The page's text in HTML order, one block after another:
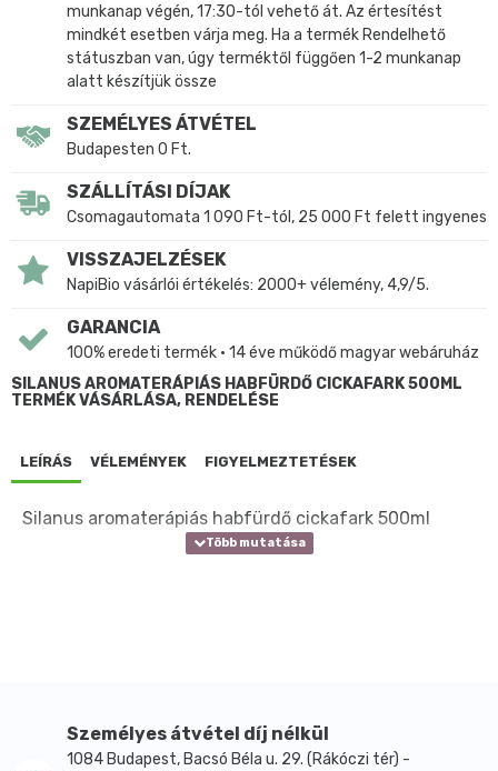
munkanap végén, 17:30-tól vehető át. Az értesítést
mindkét esetben várja meg. Ha a termék Rendelhető
státuszban van, úgy terméktől függően 1-2 munkanap
alatt készítjük össze
SZEMÉLYES ÁTVÉTEL
Budapesten 0 Ft.
SZÁLLÍTÁSI DÍJAK
Csomagautomata 1 090 Ft-tól, 25 000 Ft felett ingyenes
VISSZAJELZÉSEK
NapiBio vásárlói értékelés: 2000+ vélemény, 4,9/5.
GARANCIA
100% eredeti termék • 14 éve működő magyar webáruház
SILANUS AROMATERÁPIÁS HABFÜRDŐ CICKAFARK 500ML
TERMÉK VÁSÁRLÁSA, RENDELÉSE
LEÍRÁS VÉLEMÉNYEK FIGYELMEZTETÉSEK
Silanus aromaterápiás habfürdő cickafark 500ml
Személyes átvétel díj nélkül
1084 Budapest, Bacsó Béla u. 29. (Rákóczi tér) -